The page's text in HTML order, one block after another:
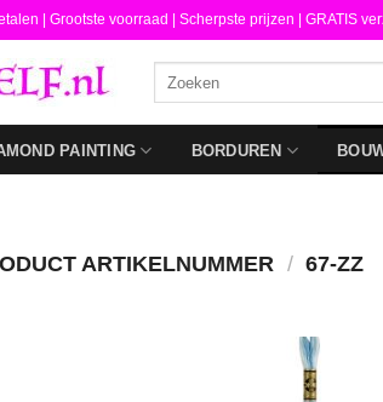
| Grootste voorraad | Scherpste prijzen | GRATIS
PAINTING BORDUREN
ARTIKELNUMMER / 67-ZZ